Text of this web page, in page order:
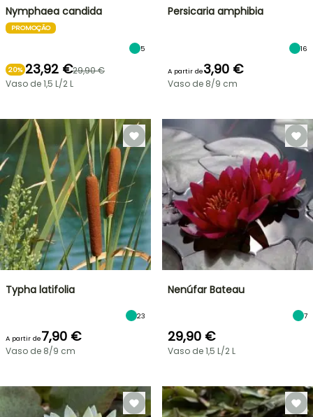
Nymphaea candida
PROMOÇÃO
5
20% 23,92 €29,90 €
Vaso de 1,5 L/2 L
Persicaria amphibia
16
A partir de3,90 €
Vaso de 8/9 cm
Typha latifolia
23
A partir de7,90 €
Vaso de 8/9 cm
Nenúfar Bateau
7
29,90 €
Vaso de 1,5 L/2 L